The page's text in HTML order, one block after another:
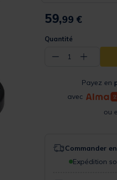
59,99 €
Quantité
− 1 +
Payez en
avec
Commander
Expédition